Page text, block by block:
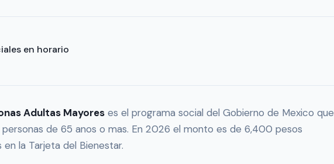
en horario
Adultas Mayores es el programa social del Gobierno de Mexico que
de 65 anos o mas. En 2026 el monto es de 6,400 pesos
la Tarjeta del Bienestar.